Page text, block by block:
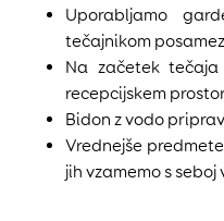
Uporabljamo
tečajnikom
Na začetek
recepcijskem
Bidon z vodo
Vrednejše
jih vzamemo s seboj